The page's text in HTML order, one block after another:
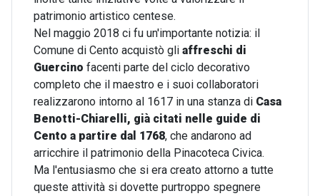
patrimonio artistico centese.
Nel maggio 2018 ci fu un'importante notizia: il
Comune di Cento acquistò gli affreschi di
Guercino facenti parte del ciclo decorativo
completo che il maestro e i suoi collaboratori
realizzarono intorno al 1617 in una stanza di Casa
Benotti-Chiarelli, già citati nelle guide di
Cento a partire dal 1768, che andarono ad
arricchire il patrimonio della Pinacoteca Civica.
Ma l'entusiasmo che si era creato attorno a tutte
queste attività si dovette purtroppo spegnere